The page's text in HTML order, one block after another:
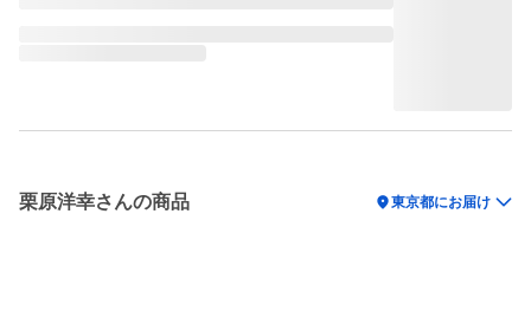
栗原洋幸さんの商品 location_on東京都にお届け